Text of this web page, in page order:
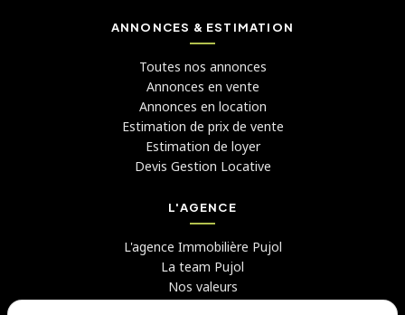
ANNONCES & ESTIMATION
Toutes nos annonces
Annonces en vente
Annonces en location
Estimation de prix de vente
Estimation de loyer
Devis Gestion Locative
L'AGENCE
L'agence Immobilière Pujol
La team Pujol
Nos valeurs
Avis clients